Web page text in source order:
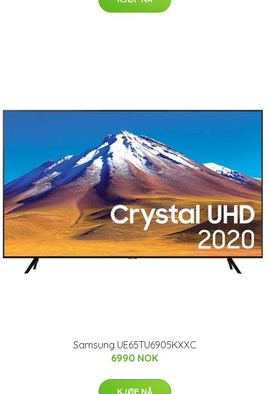
Samsung UE65TU6905KXXC
6990 NOK
KJØP NÅ